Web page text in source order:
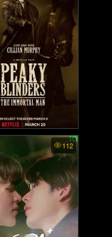
The Immortal
กี้ ไบลน์เดอร์ส ชายผู้
นอมตะ (2026)
112